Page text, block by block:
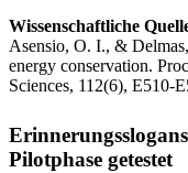
Wissenschaftliche
Asensio, O. I., &
energy conservation.
Sciences, 112(6), E510-
Pilotphase getestet